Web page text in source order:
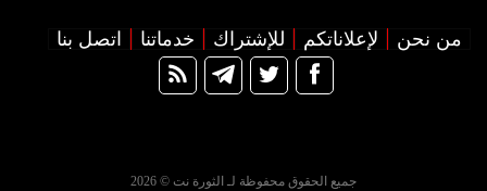
من نحن لإعلاناتكم للإشتراك خدماتنا اتصل بنا
جميع الحقوق محفوظة لـ الثورة نت © 2026